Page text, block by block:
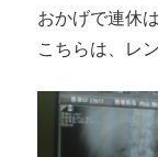
おかげで連休
こちらは、レ